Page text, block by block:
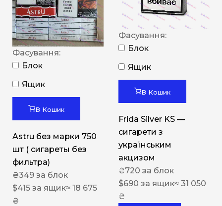
Фасування:
Блок
Ящик
В Кошик
Astru без марки 750
шт ( сигареты без
фильтра)
₴349 за блок
$415 за ящик≈ 18 675
₴
Фасування:
Блок
Ящик
В Кошик
Frida Silver KS —
сигарети з
українським
акцизом
₴720 за блок
$690 за ящик≈ 31 050
₴